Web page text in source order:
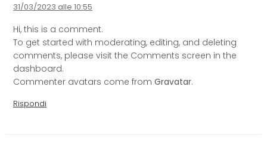
31/03/2023 alle 10:55
Hi, this is a comment.
To get started with moderating, editing, and deleting
comments, please visit the Comments screen in the
dashboard.
Commenter avatars come from Gravatar.
Rispondi